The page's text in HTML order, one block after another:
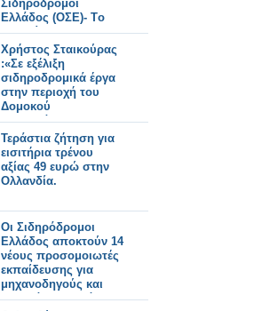
Σιδηρόδρομοι
Ελλάδος (ΟΣΕ)- Tο
αντικείμενο της
συνεργασίας.
Χρήστος Σταικούρας
:«Σε εξέλιξη
σιδηροδρομικά έργα
στην περιοχή του
Δομοκού
αποκατάστασης
Daniel 188 εκατ. ευρώ.
Τεράστια ζήτηση για
εισιτήρια τρένου
αξίας 49 ευρώ στην
Ολλανδία.
Οι Σιδηρόδρομοι
Ελλάδος αποκτούν 14
νέους προσομοιωτές
εκπαίδευσης για
μηχανοδηγούς και
σταθμάρχες εντός του